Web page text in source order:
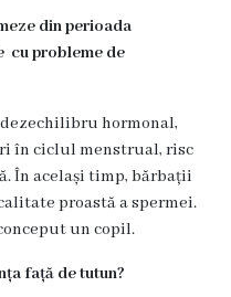
din perioada
cu probleme de
hormonal,
în ciclul menstrual, risc
În același timp, bărbații
proastă a spermei.
un copil.
față de tutun?